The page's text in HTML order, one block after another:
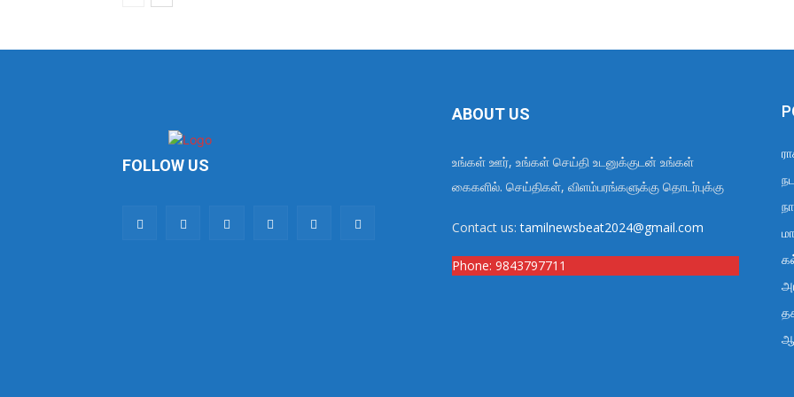
FOLLOW US
ABOUT US
உங்கள் ஊர், உங்கள் செய்தி உடனுக்குடன் உங்கள்
கைகளில். செய்திகள், விளம்பரங்களுக்கு தொடர்புக்கு
Contact us:tamilnewsbeat2024@gmail.com
Phone: 9843797711